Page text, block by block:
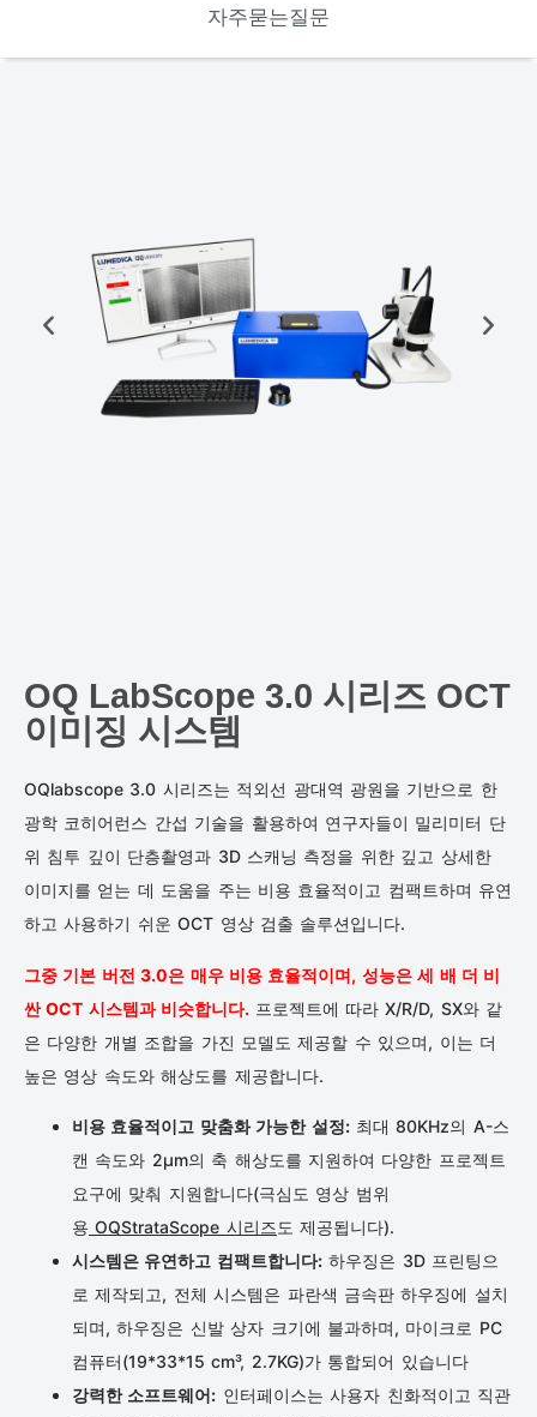
자주묻는질문
OQ LabScope 3.0 시리즈 OCT
이미징 시스템
OQlabscope 3.0 시리즈는 적외선 광대역 광원을 기반으로 한
광학 코히어런스 간섭 기술을 활용하여 연구자들이 밀리미터 단
위 침투 깊이 단층촬영과 3D 스캐닝 측정을 위한 깊고 상세한
이미지를 얻는 데 도움을 주는 비용 효율적이고 컴팩트하며 유연
하고 사용하기 쉬운 OCT 영상 검출 솔루션입니다.
그중 기본 버전 3.0은 매우 비용 효율적이며, 성능은 세 배 더 비
싼 OCT 시스템과 비슷합니다. 프로젝트에 따라 X/R/D, SX와 같
은 다양한 개별 조합을 가진 모델도 제공할 수 있으며, 이는 더
높은 영상 속도와 해상도를 제공합니다.
비용 효율적이고 맞춤화 가능한 설정:최대 80KHz의 A-스
캔 속도와 2μm의 축 해상도를 지원하여 다양한 프로젝트
요구에 맞춰 지원합니다(극심도 영상 범위
용 OQStrataScope 시리즈도 제공됩니다).
시스템은 유연하고 컴팩트합니다:하우징은 3D 프린팅으
로 제작되고, 전체 시스템은 파란색 금속판 하우징에 설치
되며, 하우징은 신발 상자 크기에 불과하며, 마이크로 PC
컴퓨터(19*33*15 cm³, 2.7KG)가 통합되어 있습니다
강력한 소프트웨어: 인터페이스는 사용자 친화적이고 직관